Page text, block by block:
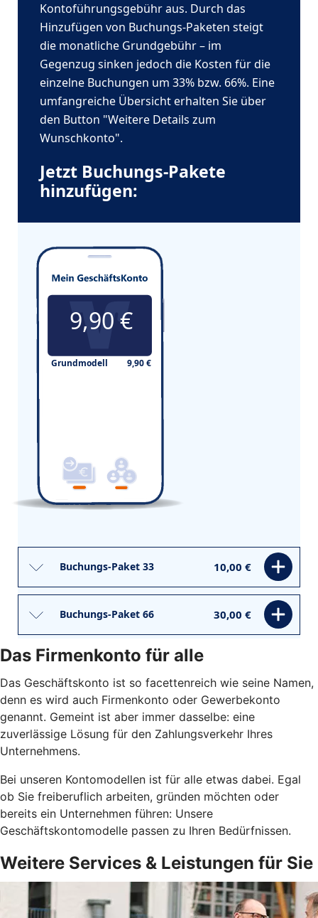
Das Firmenkonto für alle
Das Geschäftskonto ist so facettenreich wie seine Namen,
denn es wird auch Firmenkonto oder Gewerbekonto
genannt. Gemeint ist aber immer dasselbe: eine
zuverlässige Lösung für den Zahlungsverkehr Ihres
Unternehmens.
Bei unseren Kontomodellen ist für alle etwas dabei. Egal
ob Sie freiberuflich arbeiten, gründen möchten oder
bereits ein Unternehmen führen: Unsere
Geschäftskontomodelle passen zu Ihren Bedürfnissen.
Weitere Services & Leistungen für Sie